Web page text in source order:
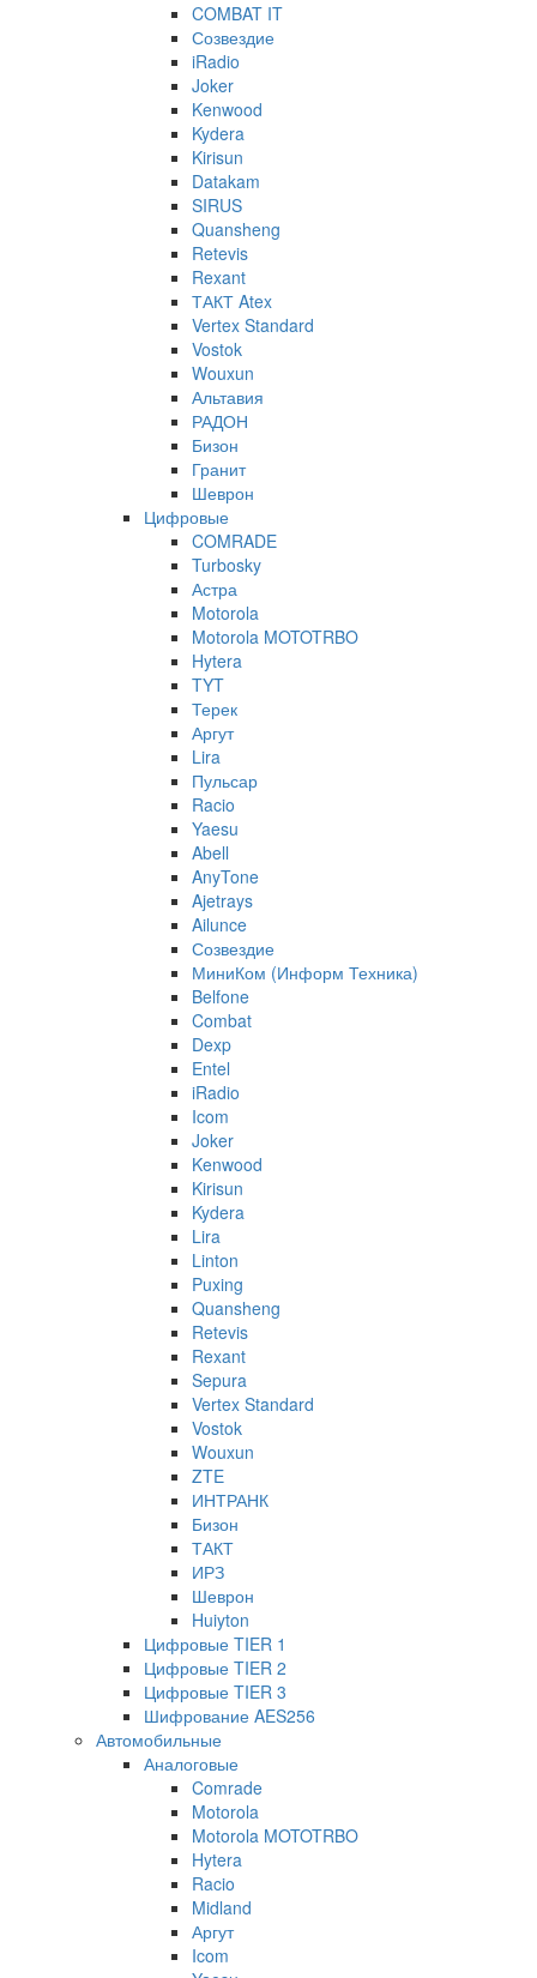
COMBAT IT
Созвездие
iRadio
Joker
Kenwood
Kydera
Kirisun
Datakam
SIRUS
Quansheng
Retevis
Rexant
ТАКТ Atex
Vertex Standard
Vostok
Wouxun
Альтавия
РАДОН
Бизон
Гранит
Шеврон
Цифровые
COMRADE
Turbosky
Астра
Motorola
Motorola MOTOTRBO
Hytera
TYT
Терек
Аргут
Lira
Пульсар
Racio
Yaesu
Abell
AnyTone
Ajetrays
Ailunce
Созвездие
МиниКом (Информ Техника)
Belfone
Combat
Dexp
Entel
iRadio
Icom
Joker
Kenwood
Kirisun
Kydera
Lira
Linton
Puxing
Quansheng
Retevis
Rexant
Sepura
Vertex Standard
Vostok
Wouxun
ZTE
ИНТРАНК
Бизон
ТАКТ
ИРЗ
Шеврон
Huiyton
Цифровые TIER 1
Цифровые TIER 2
Цифровые TIER 3
Шифрование AES256
Автомобильные
Аналоговые
Comrade
Motorola
Motorola MOTOTRBO
Hytera
Racio
Midland
Аргут
Icom